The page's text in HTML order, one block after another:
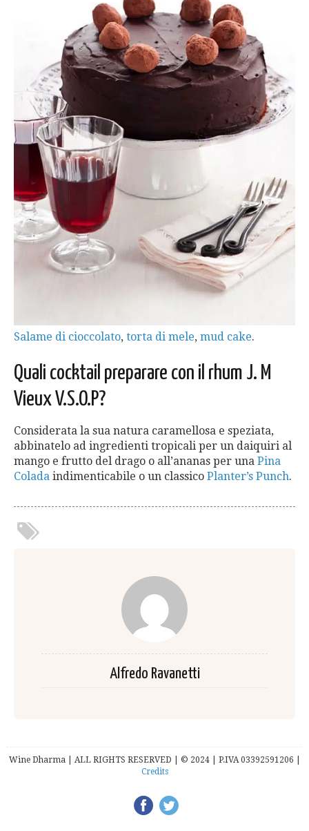
Salame di cioccolato, torta di mele, mud cake.
Quali cocktail preparare con il rhum J. M
VieuxV.S.O.P?
Considerata la sua natura caramellosa e speziata,
abbinatelo ad ingredienti tropicali per un daiquiri al
mango e frutto del drago o all’ananas per una Pina
Colada indimenticabile o un classico Planter’s Punch.
Alfredo Ravanetti
Wine Dharma | ALL RIGHTS RESERVED | © 2024 | P.IVA 03392591206 |
Credits